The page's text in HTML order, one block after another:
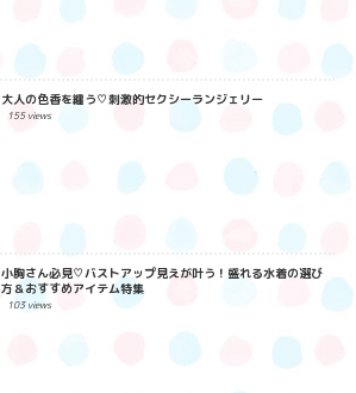
大人の色香を纏う♡刺激的セクシーランジェリー
155 views
小胸さん必見♡バストアップ見えが叶う！盛れる水着の選び
方＆おすすめアイテム特集
103 views